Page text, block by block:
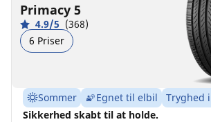
Primacy 5
4.9/5 (368)
6 Priser
Sommer Egnet til elbil
Tryghed
Sikkerhed skabt til at holde.